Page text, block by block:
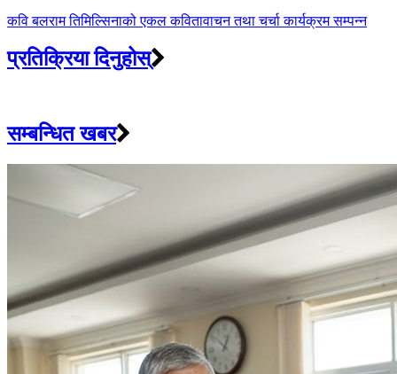
कवि बलराम तिमिल्सिनाको एकल कवितावाचन तथा चर्चा कार्यक्रम सम्पन्न
प्रतिक्रिया दिनुहोस्
सम्बन्धित खबर